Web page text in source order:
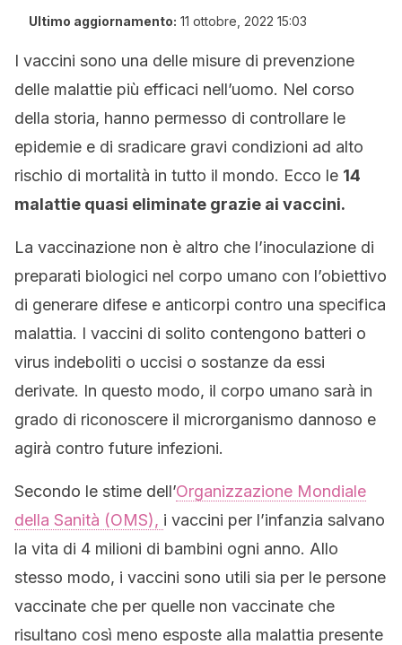
Ultimo aggiornamento: 11 ottobre, 2022 15:03
I vaccini sono una delle misure di prevenzione
delle malattie più efficaci nell’uomo. Nel corso
della storia, hanno permesso di controllare le
epidemie e di sradicare gravi condizioni ad alto
rischio di mortalità in tutto il mondo. Ecco le 14
malattie quasi eliminate grazie ai vaccini.
La vaccinazione non è altro che l’inoculazione di
preparati biologici nel corpo umano con l’obiettivo
di generare difese e anticorpi contro una specifica
malattia. I vaccini di solito contengono batteri o
virus indeboliti o uccisi o sostanze da essi
derivate. In questo modo, il corpo umano sarà in
grado di riconoscere il microrganismo dannoso e
agirà contro future infezioni.
Secondo le stime dell’Organizzazione Mondiale
della Sanità (OMS), i vaccini per l’infanzia salvano
la vita di 4 milioni di bambini ogni anno. Allo
stesso modo, i vaccini sono utili sia per le persone
vaccinate che per quelle non vaccinate che
risultano così meno esposte alla malattia presente